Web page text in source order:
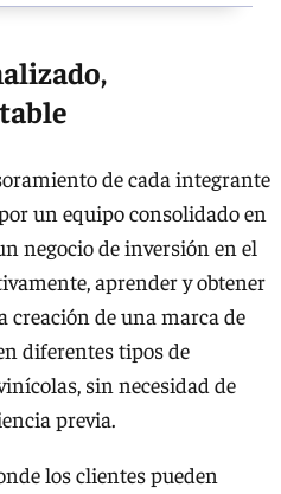
de cada integrante
un equipo consolidado en
negocio de inversión en el
aprender y obtener
creación de una marca de
diferentes tipos de
sin necesidad de
previa.
los clientes pueden